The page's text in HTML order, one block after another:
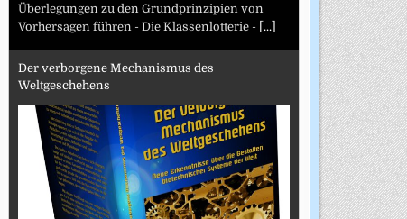
Überlegungen zu den Grundprinzipien von
Vorhersagen führen - Die Klassenlotterie - [...]
Der verborgene Mechanismus des
Weltgeschehens